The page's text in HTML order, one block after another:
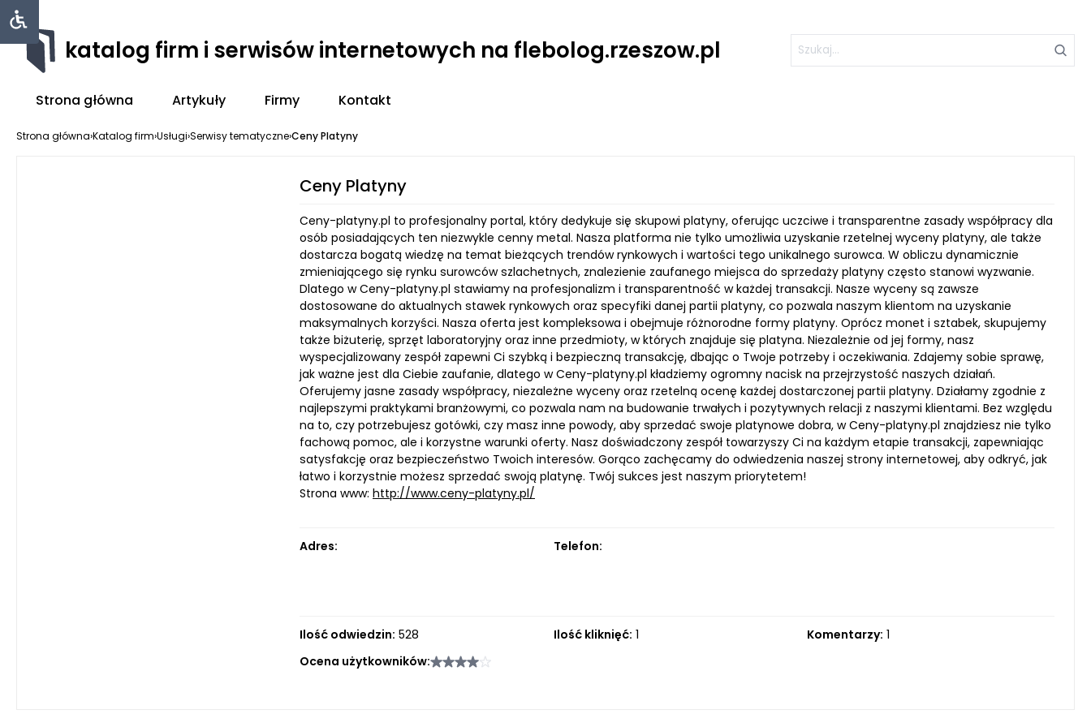
katalog firm i serwisów internetowych na flebolog.rzeszow.pl
Strona główna Artykuły Firmy Kontakt
Strona główna›Katalog firm›Usługi›Serwisy tematyczne›Ceny Platyny
Ceny Platyny
Ceny-platyny.pl to profesjonalny portal, który dedykuje się skupowi platyny, oferując uczciwe i transparentne zasady współpracy dla
osób posiadających ten niezwykle cenny metal. Nasza platforma nie tylko umożliwia uzyskanie rzetelnej wyceny platyny, ale także
dostarcza bogatą wiedzę na temat bieżących trendów rynkowych i wartości tego unikalnego surowca. W obliczu dynamicznie
zmieniającego się rynku surowców szlachetnych, znalezienie zaufanego miejsca do sprzedaży platyny często stanowi wyzwanie.
Dlatego w Ceny-platyny.pl stawiamy na profesjonalizm i transparentność w każdej transakcji. Nasze wyceny są zawsze
dostosowane do aktualnych stawek rynkowych oraz specyfiki danej partii platyny, co pozwala naszym klientom na uzyskanie
maksymalnych korzyści. Nasza oferta jest kompleksowa i obejmuje różnorodne formy platyny. Oprócz monet i sztabek, skupujemy
także biżuterię, sprzęt laboratoryjny oraz inne przedmioty, w których znajduje się platyna. Niezależnie od jej formy, nasz
wyspecjalizowany zespół zapewni Ci szybką i bezpieczną transakcję, dbając o Twoje potrzeby i oczekiwania. Zdajemy sobie sprawę,
jak ważne jest dla Ciebie zaufanie, dlatego w Ceny-platyny.pl kładziemy ogromny nacisk na przejrzystość naszych działań.
Oferujemy jasne zasady współpracy, niezależne wyceny oraz rzetelną ocenę każdej dostarczonej partii platyny. Działamy zgodnie z
najlepszymi praktykami branżowymi, co pozwala nam na budowanie trwałych i pozytywnych relacji z naszymi klientami. Bez względu
na to, czy potrzebujesz gotówki, czy masz inne powody, aby sprzedać swoje platynowe dobra, w Ceny-platyny.pl znajdziesz nie tylko
fachową pomoc, ale i korzystne warunki oferty. Nasz doświadczony zespół towarzyszy Ci na każdym etapie transakcji, zapewniając
satysfakcję oraz bezpieczeństwo Twoich interesów. Gorąco zachęcamy do odwiedzenia naszej strony internetowej, aby odkryć, jak
łatwo i korzystnie możesz sprzedać swoją platynę. Twój sukces jest naszym priorytetem!
Strona www: http://www.ceny-platyny.pl/
Adres: Telefon:
Ilość odwiedzin: 528 Ilość kliknięć: 1 Komentarzy: 1
Ocena użytkowników: